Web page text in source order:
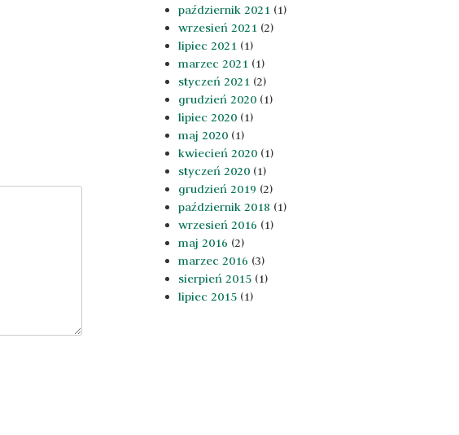
październik 2021 (1)
wrzesień 2021 (2)
lipiec 2021 (1)
marzec 2021 (1)
styczeń 2021 (2)
grudzień 2020 (1)
lipiec 2020 (1)
maj 2020 (1)
kwiecień 2020 (1)
styczeń 2020 (1)
grudzień 2019 (2)
październik 2018 (1)
wrzesień 2016 (1)
maj 2016 (2)
marzec 2016 (3)
sierpień 2015 (1)
lipiec 2015 (1)